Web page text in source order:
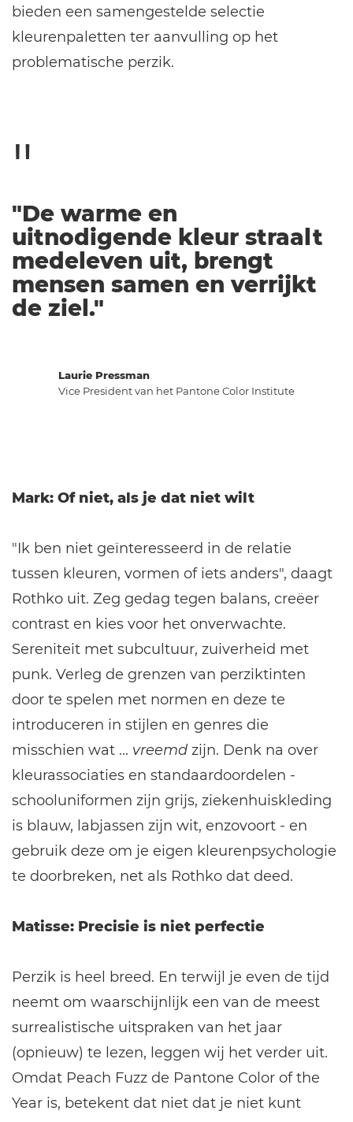
bieden een samengestelde selectie
kleurenpaletten ter aanvulling op het
problematische perzik.
Laurie Pressman
Vice President van het Pantone Color Institute
"De warme en
uitnodigende kleur straalt
medeleven uit, brengt
mensen samen en verrijkt
de ziel."
Mark: Of niet, als je dat niet wilt
"Ik ben niet geïnteresseerd in de relatie
tussen kleuren, vormen of iets anders", daagt
Rothko uit. Zeg gedag tegen balans, creëer
contrast en kies voor het onverwachte.
Sereniteit met subcultuur, zuiverheid met
punk. Verleg de grenzen van perziktinten
door te spelen met normen en deze te
introduceren in stijlen en genres die
misschien wat ... vreemd zijn. Denk na over
kleurassociaties en standaardoordelen -
schooluniformen zijn grijs, ziekenhuiskleding
is blauw, labjassen zijn wit, enzovoort - en
gebruik deze om je eigen kleurenpsychologie
te doorbreken, net als Rothko dat deed.
Matisse: Precisie is niet perfectie
Perzik is heel breed. En terwijl je even de tijd
neemt om waarschijnlijk een van de meest
surrealistische uitspraken van het jaar
(opnieuw) te lezen, leggen wij het verder uit.
Omdat Peach Fuzz de Pantone Color of the
Year is, betekent dat niet dat je niet kunt